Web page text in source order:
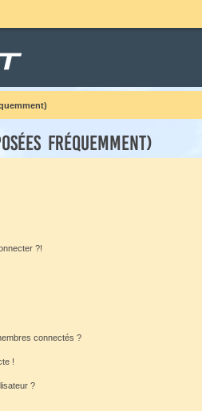
fréquemment)
?!
connectés ?
!
?